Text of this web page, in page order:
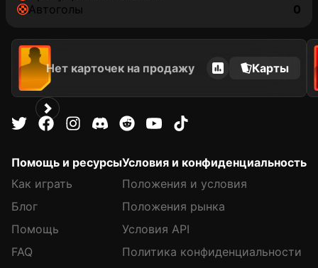
автоголы
0
Нет карточек на продажу Карты
Помощь и ресурсы
Как играть
Блог
Помощь
FAQ
Условия и конфиденциальность
Положения и условия
Положения рынка
Условия API
Политика конфиденциальности